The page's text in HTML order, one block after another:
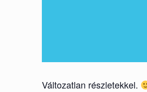
Változatlan részletekkel.